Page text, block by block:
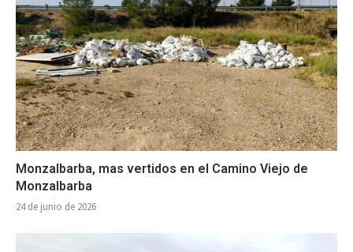
Monzalbarba, mas vertidos en el Camino Viejo de
Monzalbarba
24 de junio de 2026